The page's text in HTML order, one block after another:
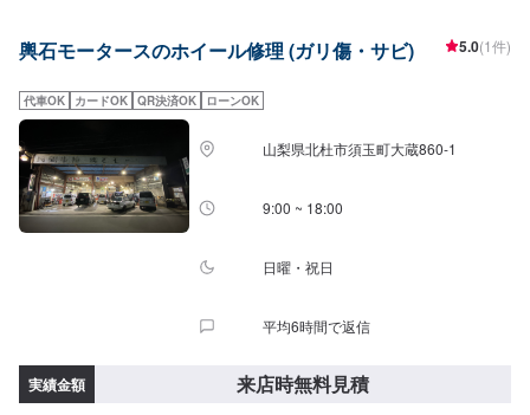
輿石モータースのホイール修理 (ガリ傷・サビ) 5.0(1件)
代車OK カードOK QR決済OK ローンOK
山梨県北杜市須玉町大蔵860-1
9:00 ~ 18:00
日曜・祝日
平均6時間で返信
実績金額 来店時無料見積